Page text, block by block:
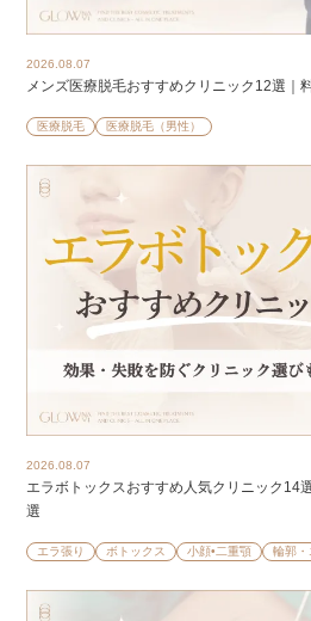
2026.08.07
メンズ医療脱毛おすすめクリニック12選｜
医療脱毛 医療脱毛（男性）
2026.08.07
エラボトックスおすすめ人気クリニック14
選
エラ張り ボトックス 小顔•二重顎 輪郭・